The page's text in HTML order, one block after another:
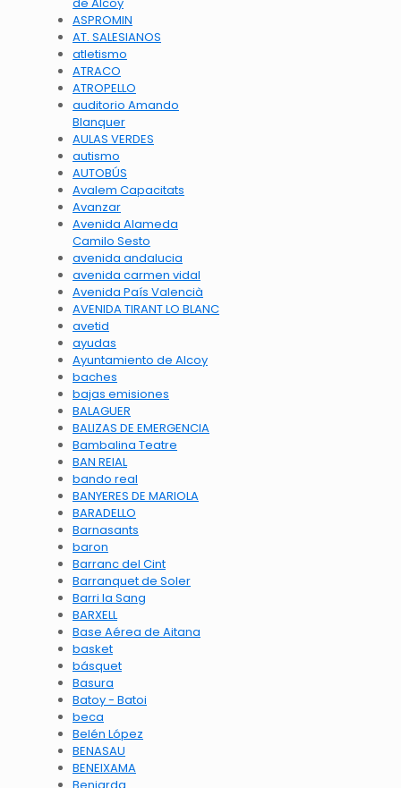
ASPROMIN
AT. SALESIANOS
atletismo
ATRACO
ATROPELLO
auditorio Amando
Blanquer
AULAS VERDES
autismo
AUTOBÚS
Avalem Capacitats
Avanzar
Avenida Alameda
Camilo Sesto
avenida andalucia
avenida carmen vidal
Avenida País Valencià
AVENIDA TIRANT LO BLANC
avetid
ayudas
Ayuntamiento de Alcoy
baches
bajas emisiones
BALAGUER
BALIZAS DE EMERGENCIA
Bambalina Teatre
BAN REIAL
bando real
BANYERES DE MARIOLA
BARADELLO
Barnasants
baron
Barranc del Cint
Barranquet de Soler
Barri la Sang
BARXELL
Base Aérea de Aitana
basket
básquet
Basura
Batoy - Batoi
beca
Belén López
BENASAU
BENEIXAMA